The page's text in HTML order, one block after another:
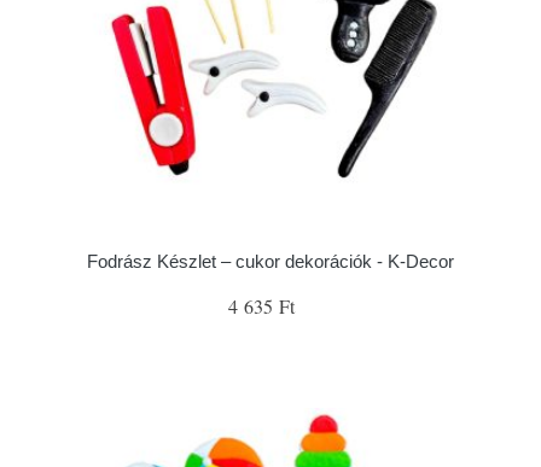
Fodrász Készlet – cukor dekorációk - K-Decor
4 635 Ft